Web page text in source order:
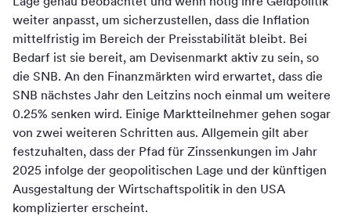
weiter anpasst, um sicherzustellen, dass die Inflation
mittelfristig im Bereich der Preisstabilität bleibt. Bei
Bedarf ist sie bereit, am Devisenmarkt aktiv zu sein, so
die SNB. An den Finanzmärkten wird erwartet, dass die
SNB nächstes Jahr den Leitzins noch einmal um weitere
0.25% senken wird. Einige Marktteilnehmer gehen sogar
von zwei weiteren Schritten aus. Allgemein gilt aber
festzuhalten, dass der Pfad für Zinssenkungen im Jahr
2025 infolge der geopolitischen Lage und der künftigen
Ausgestaltung der Wirtschaftspolitik in den USA
komplizierter erscheint.